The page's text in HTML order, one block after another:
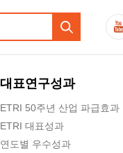
대표연구성과
ETRI 50주년 산업 파급효과
ETRI 대표성과
연도별 우수성과